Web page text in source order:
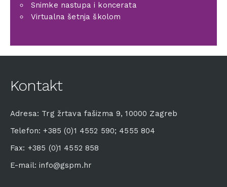
Snimke nastupa i koncerata
Virtualna šetnja školom
Kontakt
Adresa: Trg žrtava fašizma 9, 10000 Zagreb
Telefon: +385 (0)1 4552 590; 4555 804
Fax: +385 (0)1 4552 858
E-mail: info@gspm.hr